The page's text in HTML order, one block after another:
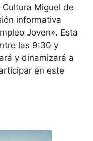
Miguel de
informativa
Joven». Esta
las 9:30 y
y dinamizará a
en este